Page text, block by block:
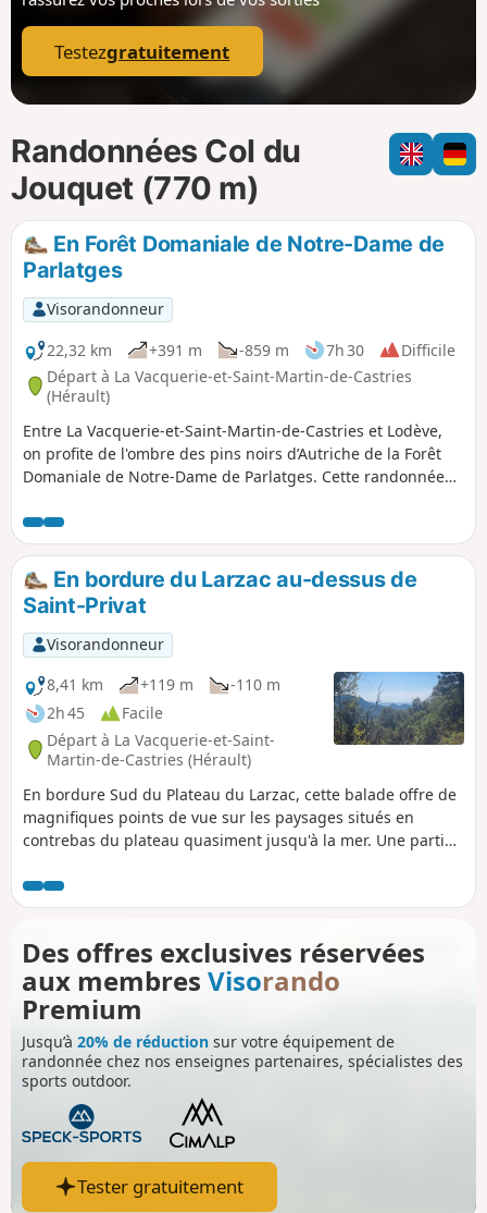
p
Testezgratuitement
Randonnées Col du
Jouquet (770 m)
En Forêt Domaniale de Notre-Dame de
Parlatges
Visorandonneur
22,32 km
+391 m -859 m 7h 30
Difficile
Départ à La Vacquerie-et-Saint-Martin-de-Castries
(Hérault)
Entre La Vacquerie-et-Saint-Martin-de-Castries et Lodève,
on profite de l'ombre des pins noirs d’Autriche de la Forêt
Domaniale de Notre-Dame de Parlatges. Cette randonnée
le Sud du Causse du Larzac, en particulier le Cirque du Bout
du Monde et le Pas de l'Escalette, - le Plateau de
l'Escandorgue, - la vallée de la Lergue, - le Lac du Salagou, -
le Mont Saint-Baudille, - le Golfe du Lion (Mont Saint-Clair à
Sète).
En bordure du Larzac au-dessus de
Saint-Privat
Visorandonneur
8,41 km
+119 m
-110 m
2h 45
Facile
Départ à La Vacquerie-et-Saint-
Martin-de-Castries (Hérault)
En bordure Sud du Plateau du Larzac, cette balade offre de
magnifiques points de vue sur les paysages situés en
contrebas du plateau quasiment jusqu'à la mer. Une partie
couvert végétal reste typique du Sud Larzac (pelouses
sèches et ouvertes avec une flore très riche et variée). Très
Des offres exclusives réservées
aux membres Visorando
Premium
Jusqu’à 20% de réduction sur votre équipement de
randonnée chez nos enseignes partenaires, spécialistes des
sports outdoor.
Tester gratuitement